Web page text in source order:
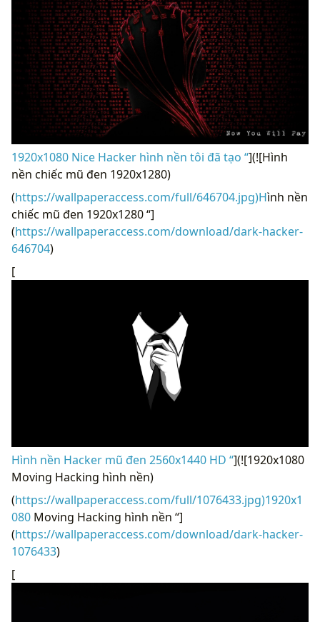
1920x1080 Nice Hacker hình nền tôi đã tạo “](![Hình
nền chiếc mũ đen 1920x1280)
(https://wallpaperaccess.com/full/646704.jpg)Hình nền
chiếc mũ đen 1920x1280 “]
(https://wallpaperaccess.com/download/dark-hacker-
646704)
[
Hình nền Hacker mũ đen 2560x1440 HD “](![1920x1080
Moving Hacking hình nền)
(https://wallpaperaccess.com/full/1076433.jpg)1920x1
080 Moving Hacking hình nền “]
(https://wallpaperaccess.com/download/dark-hacker-
1076433)
[